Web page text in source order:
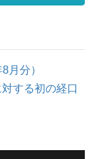
月分）
する初の経口